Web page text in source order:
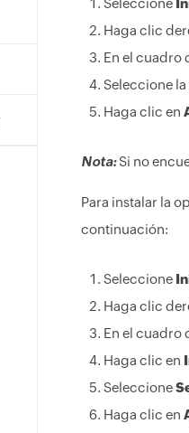
Seleccione
Haga clic
En el cuadro
Seleccione
Haga clic en
Nota:Si no
Para instalar la
continuación:
Seleccione
Haga clic
En el cuadro
Haga clic en
Seleccione
Haga clic en